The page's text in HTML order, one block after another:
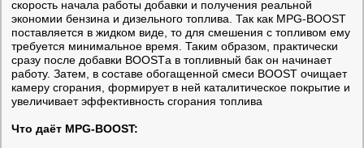
скорость начала работы добавки и получения реальной
экономии бензина и дизельного топлива. Так как MPG-BOOST
поставляется в жидком виде, то для смешения с топливом ему
требуется минимальное время. Таким образом, практически
сразу после добавки BOOSTа в топливный бак он начинает
работу. Затем, в составе обогащенной смеси BOOST очищает
камеру сгорания, формирует в ней каталитическое покрытие и
увеличивает эффективность сгорания топлива
Что даёт MPG-BOOST: